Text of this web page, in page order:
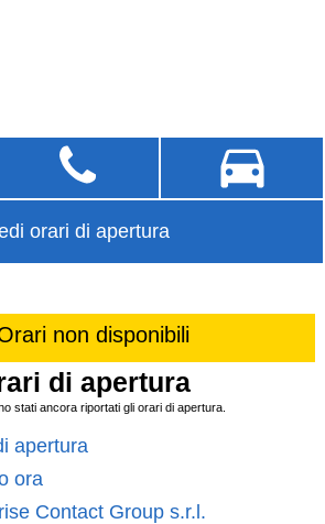
orari di apertura
non disponibili
di apertura
stati ancora riportati gli orari di apertura.
apertura
ora
Contact Group s.r.l.